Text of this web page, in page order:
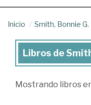
Inicio Smith, Bonnie G.
Libros
Smith,
Libros de
Mostrando libros